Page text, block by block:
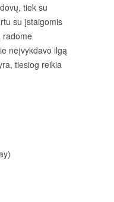
tiek su
su įstaigomis
radome
neįvykdavo ilgą
tiesiog reikia